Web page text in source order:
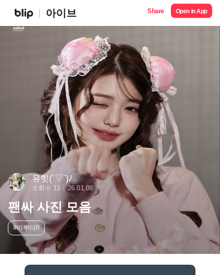
아이브 Share Open in App
유힛(´▽`)ﾉ
조회수 11 26.01.08
팬싸 사진 모음
#이뿌다!!